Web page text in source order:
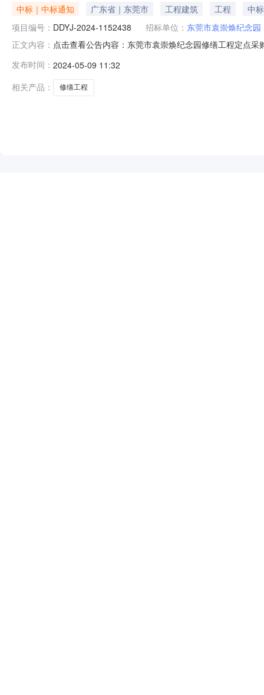
中标｜中标通知 广东省｜东莞市 工程建筑 工程
中
项目编号： DDYJ-2024-1152438 招标单位： 东莞市袁崇焕纪念园
正文内容： 点击查看公告内容：东莞市袁崇焕纪念园修缮工程定点
限公司（二）成交价：60000.00（陆万元整）（三）成
发布时间： 2024-05-09 11:32
相关产品：
修缮工程